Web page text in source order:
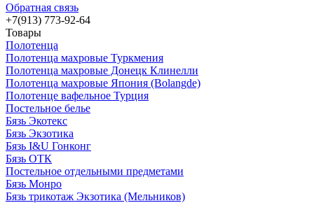
Обратная связь
+7(913) 773-92-64
Товары
Полотенца
Полотенца махровые Туркмения
Полотенца махровые Донецк Клинелли
Полотенца махровые Япония (Bolangde)
Полотенце вафельное Турция
Постельное белье
Бязь Экотекс
Бязь Экзотика
Бязь I&U Гонконг
Бязь ОТК
Постельное отдельными предметами
Бязь Монро
Бязь трикотаж Экзотика (Мельников)